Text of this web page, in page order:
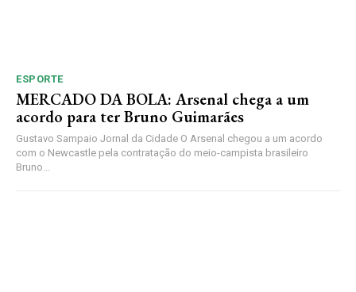
ESPORTE
MERCADO DA BOLA: Arsenal chega a um
acordo para ter Bruno Guimarães
Gustavo Sampaio Jornal da Cidade O Arsenal chegou a um acordo
com o Newcastle pela contratação do meio-campista brasileiro
Bruno...